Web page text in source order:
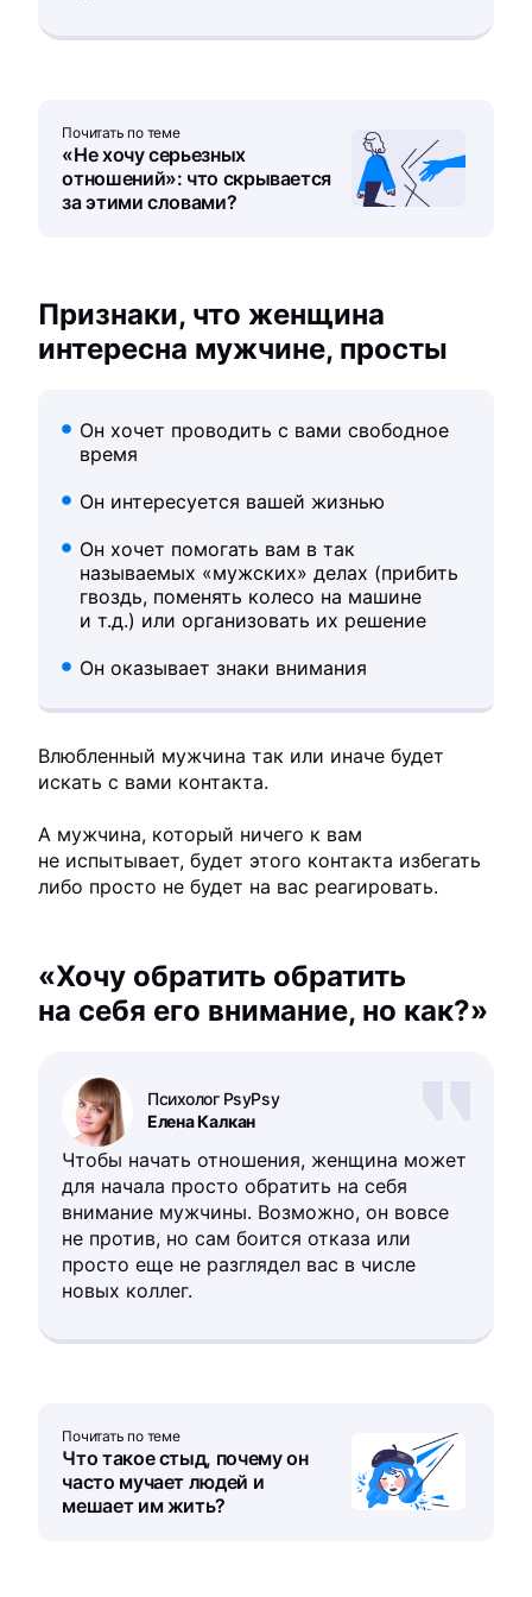
Почитать по теме
«Не хочу серьезных
отношений»: что скрывается
за этими словами?
Признаки, что женщина
интересна мужчине, просты
Он хочет проводить с вами свободное
время
Он интересуется вашей жизнью
Он хочет помогать вам в так
называемых «мужских» делах (прибить
гвоздь, поменять колесо на машине
и т.д.) или организовать их решение
Он оказывает знаки внимания
Влюбленный мужчина так или иначе будет
искать с вами контакта.
А мужчина, который ничего к вам
не испытывает, будет этого контакта избегать
либо просто не будет на вас реагировать.
«Хочу обратить обратить
на себя его внимание, но как?»
Елена Калкан
Психолог PsyPsy
Чтобы начать отношения, женщина может
для начала просто обратить на себя
внимание мужчины. Возможно, он вовсе
не против, но сам боится отказа или
просто еще не разглядел вас в числе
новых коллег.
Почитать по теме
Что такое стыд, почему он
часто мучает людей и
мешает им жить?